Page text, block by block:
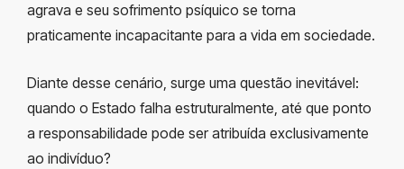
agrava e seu sofrimento psíquico se torna
praticamente incapacitante para a vida em sociedade.
Diante desse cenário, surge uma questão inevitável:
quando o Estado falha estruturalmente, até que ponto
a responsabilidade pode ser atribuída exclusivamente
ao indivíduo?